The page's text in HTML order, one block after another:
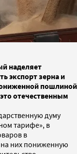
наделяет
экспорт зерна и
пошлиной
отечественным
думу
тарифе», в
в
на них пониженную